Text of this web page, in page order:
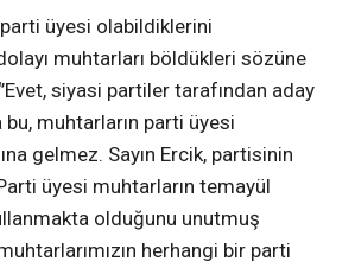
üyesi olabildiklerini
muhtarları böldükleri sözüne
siyasi partiler tarafından aday
muhtarların parti üyesi
gelmez. Sayın Ercik, partisinin
üyesi muhtarların temayül
olduğunu unutmuş
herhangi bir parti